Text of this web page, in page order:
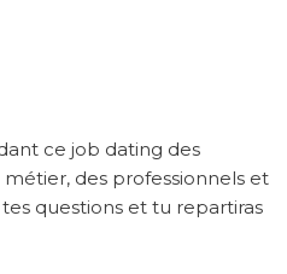
ce job dating des
des professionnels et
questions et tu repartiras